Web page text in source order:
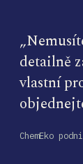
detailně
vlastní
ChemEko